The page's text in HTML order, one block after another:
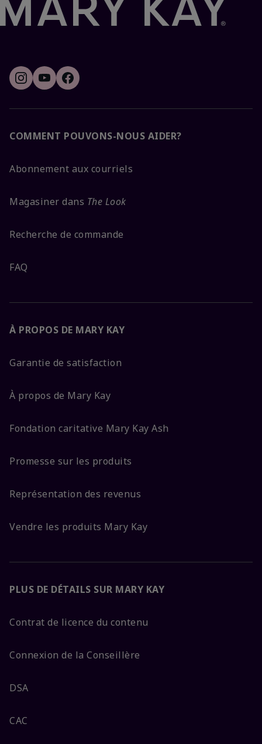
COMMENT POUVONS-NOUS AIDER?
Abonnement aux courriels
Magasiner dans The Look
Recherche de commande
FAQ
À PROPOS DE MARY KAY
Garantie de satisfaction
À propos de Mary Kay
Fondation caritative Mary Kay Ash
Promesse sur les produits
Représentation des revenus
Vendre les produits Mary Kay
PLUS DE DÉTAILS SUR MARY KAY
Contrat de licence du contenu
Connexion de la Conseillère
DSA
CAC